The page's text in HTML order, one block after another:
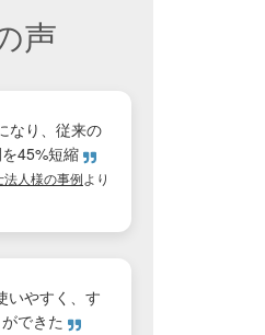
声
なり、従来の
45%短縮
人様の事例より
いやすく、す
できた